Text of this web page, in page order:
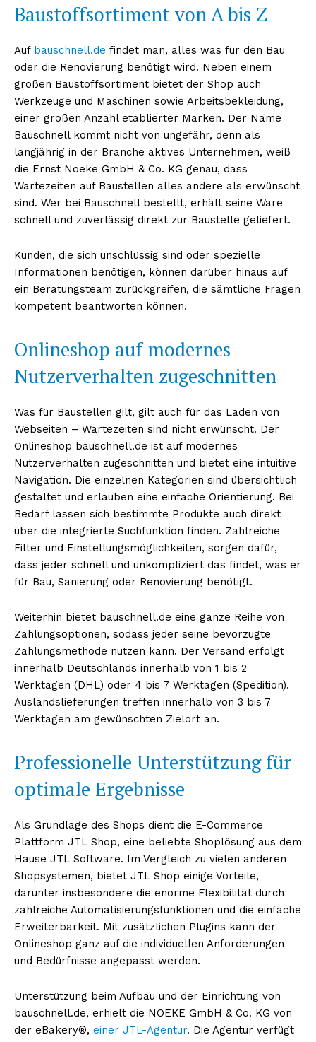
Baustoffsortiment von A bis Z
Auf bauschnell.de findet man, alles was für den Bau
oder die Renovierung benötigt wird. Neben einem
großen Baustoffsortiment bietet der Shop auch
Werkzeuge und Maschinen sowie Arbeitsbekleidung,
einer großen Anzahl etablierter Marken. Der Name
Bauschnell kommt nicht von ungefähr, denn als
langjährig in der Branche aktives Unternehmen, weiß
die Ernst Noeke GmbH & Co. KG genau, dass
Wartezeiten auf Baustellen alles andere als erwünscht
sind. Wer bei Bauschnell bestellt, erhält seine Ware
schnell und zuverlässig direkt zur Baustelle geliefert.
Kunden, die sich unschlüssig sind oder spezielle
Informationen benötigen, können darüber hinaus auf
ein Beratungsteam zurückgreifen, die sämtliche Fragen
kompetent beantworten können.
Onlineshop auf modernes
Nutzerverhalten zugeschnitten
Was für Baustellen gilt, gilt auch für das Laden von
Webseiten – Wartezeiten sind nicht erwünscht. Der
Onlineshop bauschnell.de ist auf modernes
Nutzerverhalten zugeschnitten und bietet eine intuitive
Navigation. Die einzelnen Kategorien sind übersichtlich
gestaltet und erlauben eine einfache Orientierung. Bei
Bedarf lassen sich bestimmte Produkte auch direkt
über die integrierte Suchfunktion finden. Zahlreiche
Filter und Einstellungsmöglichkeiten, sorgen dafür,
dass jeder schnell und unkompliziert das findet, was er
für Bau, Sanierung oder Renovierung benötigt.
Weiterhin bietet bauschnell.de eine ganze Reihe von
Zahlungsoptionen, sodass jeder seine bevorzugte
Zahlungsmethode nutzen kann. Der Versand erfolgt
innerhalb Deutschlands innerhalb von 1 bis 2
Werktagen (DHL) oder 4 bis 7 Werktagen (Spedition).
Auslandslieferungen treffen innerhalb von 3 bis 7
Werktagen am gewünschten Zielort an.
Professionelle Unterstützung für
optimale Ergebnisse
Als Grundlage des Shops dient die E-Commerce
Plattform JTL Shop, eine beliebte Shoplösung aus dem
Hause JTL Software. Im Vergleich zu vielen anderen
Shopsystemen, bietet JTL Shop einige Vorteile,
darunter insbesondere die enorme Flexibilität durch
zahlreiche Automatisierungsfunktionen und die einfache
Erweiterbarkeit. Mit zusätzlichen Plugins kann der
Onlineshop ganz auf die individuellen Anforderungen
und Bedürfnisse angepasst werden.
Unterstützung beim Aufbau und der Einrichtung von
bauschnell.de, erhielt die NOEKE GmbH & Co. KG von
der eBakery®, einer JTL-Agentur. Die Agentur verfügt